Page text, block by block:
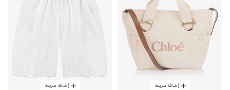
إضافة سريعة إضافة سريعة